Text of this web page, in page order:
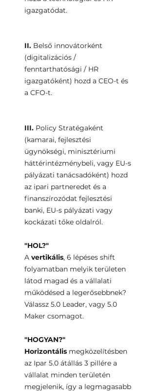
igazgatódat.
II. Belső innovátorként
(digitalizációs /
fenntarthatósági / HR
igazgatóként) hozd a CEO-t és
a CFO-t.
III. Policy Stratégaként
(kamarai, fejlesztési
ügynökségi, minisztériumi
háttérintézménybeli, vagy EU-s
pályázati tanácsadóként) hozd
az ipari partneredet és a
finanszírozódat fejlesztési
banki, EU-s pályázati vagy
kockázati tőke oldalról.
"HOL?"
A vertikális, 6 lépéses shift
folyamatban melyik területen
látod magad és a vállalati
működésed a legerősebbnek?
Válassz 5.0 Leader, vagy 5.0
Maker csomagot.
"HOGYAN?"
Horizontális megközelítésben
az Ipar 5.0 átállás 3 pillére a
vállalat minden területén
megjelenik, így a legmagasabb